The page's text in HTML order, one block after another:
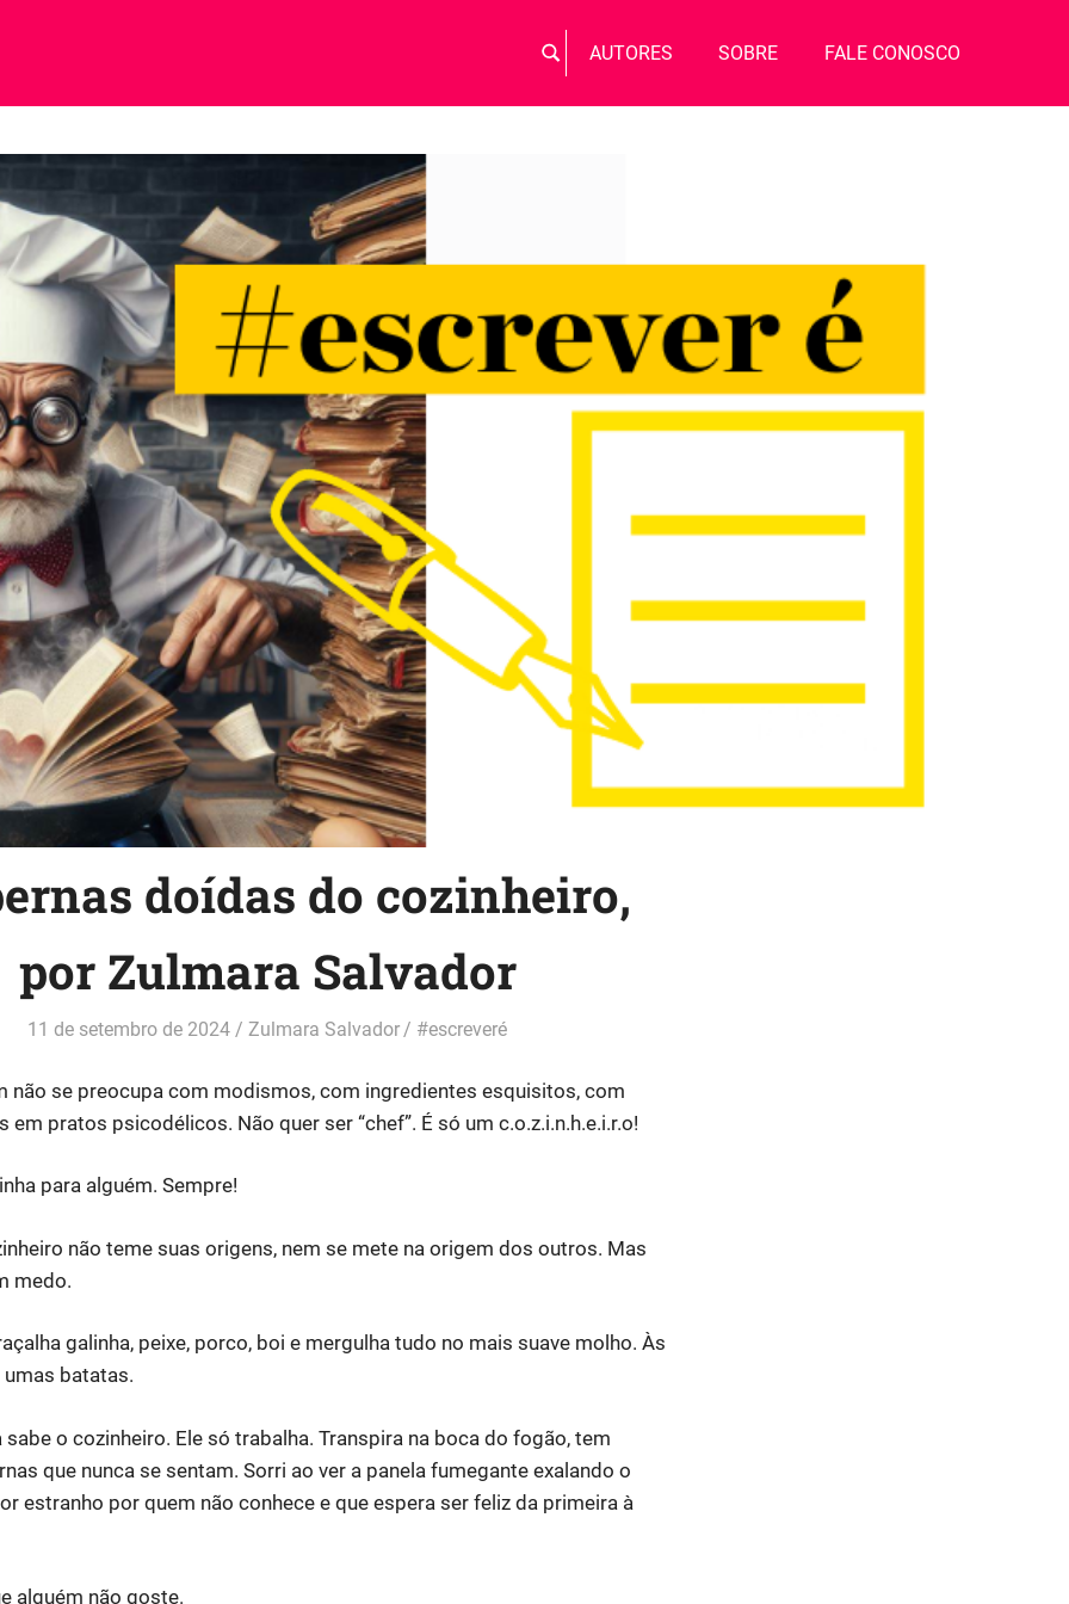
Busca
por:
BUSCAR
AUTORES SOBRE FALE CONOSCO
doídas do cozinheiro,
por Zulmara Salvador
11 de setembro de 2024 Zulmara Salvador #escreveré
não se preocupa com modismos, com ingredientes esquisitos, com
em pratos psicodélicos. Não quer ser “chef”. É só um c.o.z.i.n.h.e.i.r.o!
para alguém. Sempre!
não teme suas origens, nem se mete na origem dos outros. Mas
medo.
galinha, peixe, porco, boi e mergulha tudo no mais suave molho. Às
batatas.
sabe o cozinheiro. Ele só trabalha. Transpira na boca do fogão, tem
que nunca se sentam. Sorri ao ver a panela fumegante exalando o
estranho por quem não conhece e que espera ser feliz da primeira à
alguém não goste.